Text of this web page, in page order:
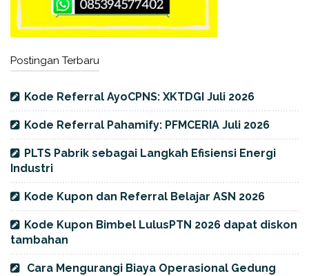
Postingan Terbaru
Kode Referral AyoCPNS: XKTDGI Juli 2026
Kode Referral Pahamify: PFMCERIA Juli 2026
PLTS Pabrik sebagai Langkah Efisiensi Energi
Industri
Kode Kupon dan Referral Belajar ASN 2026
Kode Kupon Bimbel LulusPTN 2026 dapat diskon
tambahan
Cara Mengurangi Biaya Operasional Gedung